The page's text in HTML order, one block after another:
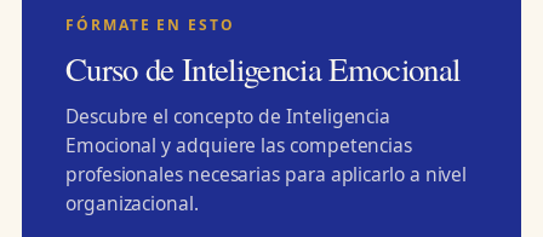
FÓRMATE EN ESTO
Curso de Inteligencia Emocional
Descubre el concepto de Inteligencia
Emocional y adquiere las competencias
profesionales necesarias para aplicarlo a nivel
organizacional.